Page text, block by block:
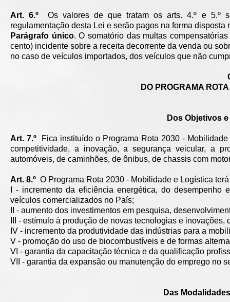
Art. 6.º Os valores de que tratam os arts. 4.º e 5.º
regulamentação desta Lei e serão pagos na forma disposta
Parágrafo único. O somatório das multas
cento) incidente sobre a receita decorrente da venda ou
no caso de veículos importados, dos veículos que não
DO PROGRAMA
Dos Objetivos
Art. 7.º Fica instituído o Programa Rota 2030 -
competitividade, a inovação, a segurança veicular, a
automóveis, de caminhões, de ônibus, de chassis com
Art. 8.º O Programa Rota 2030 - Mobilidade e Logística
I - incremento da eficiência energética, do
veículos comercializados no País;
II - aumento dos investimentos em pesquisa,
III - estímulo à produção de novas tecnologias e
IV - incremento da produtividade das indústrias para a
V - promoção do uso de biocombustíveis e de formas
VI - garantia da capacitação técnica e da qualificação
VII - garantia da expansão ou manutenção do emprego no
Das